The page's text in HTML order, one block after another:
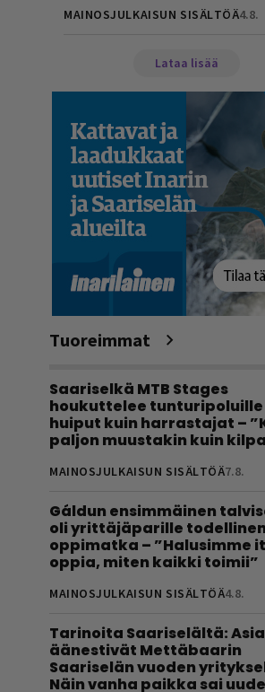
MAINOSJULKAISUN SISÄLTÖÄ4.8.
Lataa lisää
Tuoreimmat
Saariselkä MTB Stages
houkuttelee tunturipoluille
huiput kuin harrastajat –
paljon muustakin kuin
MAINOSJULKAISUN SISÄLTÖÄ7.8.
Gáldun ensimmäinen
oli yrittäjäparille todellinen
oppimatka – ”Halusimme
oppia, miten kaikki toimii”
MAINOSJULKAISUN SISÄLTÖÄ4.8.
Tarinoita Saariselältä:
äänestivät Mettäbaarin
Saariselän vuoden
Näin vanha paikka sai